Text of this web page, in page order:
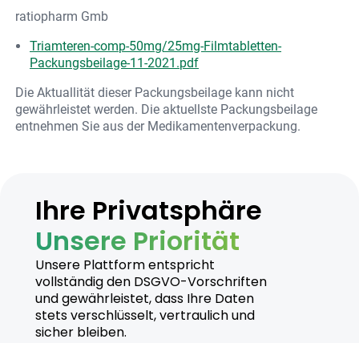
ratiopharm Gmb
Triamteren-comp-50mg/25mg-Filmtabletten-
Packungsbeilage-11-2021.pdf
Die Aktuallität dieser Packungsbeilage kann nicht
gewährleistet werden. Die aktuellste Packungsbeilage
entnehmen Sie aus der Medikamentenverpackung.
Ihre Privatsphäre
Unsere Priorität
Unsere Plattform entspricht
vollständig den DSGVO-Vorschriften
und gewährleistet, dass Ihre Daten
stets verschlüsselt, vertraulich und
sicher bleiben.